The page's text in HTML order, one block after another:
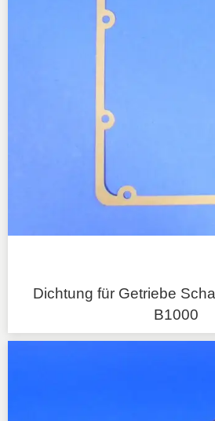
Dichtung für Getriebe
B1000